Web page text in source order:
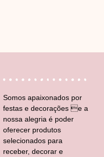
Somos apaixonados por
festas e decorações e a
nossa alegria é poder
oferecer produtos
selecionados para
receber, decorar e